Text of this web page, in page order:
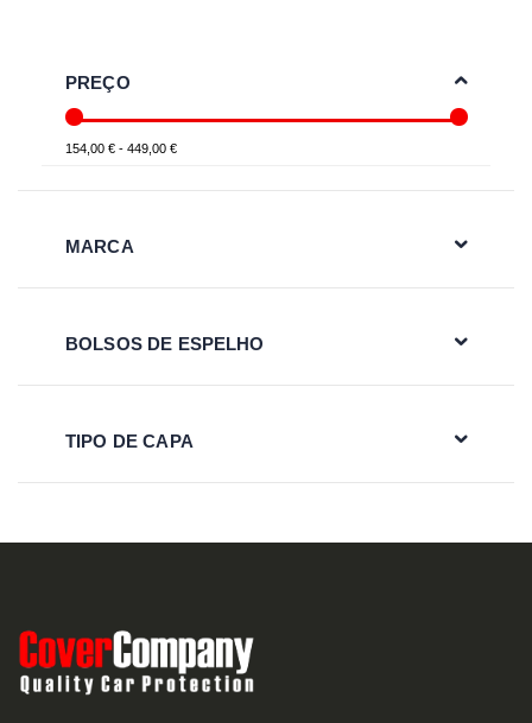
PREÇO
154,00 € - 449,00 €
MARCA
BOLSOS DE ESPELHO
TIPO DE CAPA